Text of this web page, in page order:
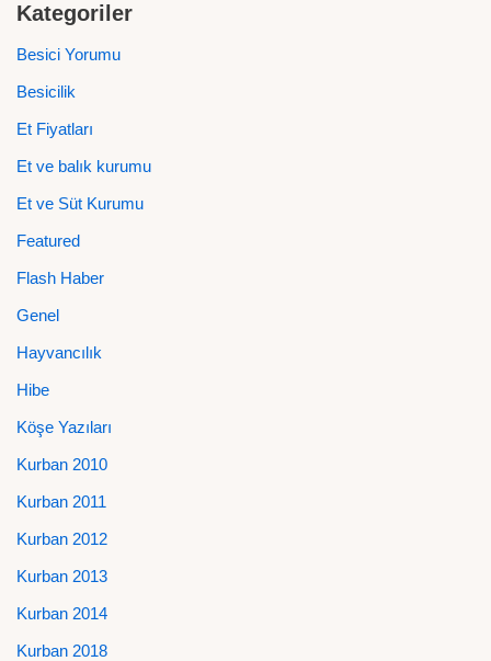
Kategoriler
Besici Yorumu
Besicilik
Et Fiyatları
Et ve balık kurumu
Et ve Süt Kurumu
Featured
Flash Haber
Genel
Hayvancılık
Hibe
Köşe Yazıları
Kurban 2010
Kurban 2011
Kurban 2012
Kurban 2013
Kurban 2014
Kurban 2018